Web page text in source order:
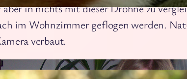
in nichts mit dieser Drohne zu
im Wohnzimmer geflogen werden.
verbaut.